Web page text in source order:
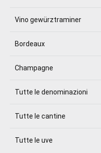
Vino gewürztraminer
Bordeaux
Champagne
Tutte le denominazioni
Tutte le cantine
Tutte le uve